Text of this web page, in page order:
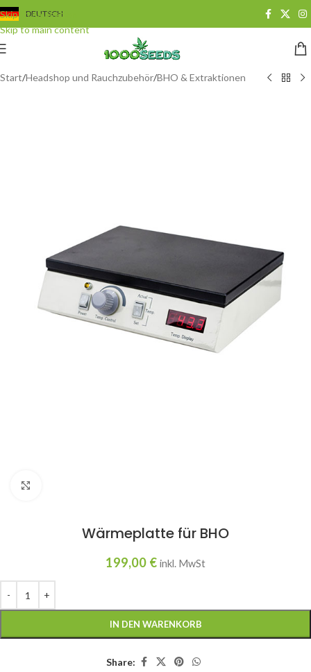
Skip to navigation
Skip to main content
DEUTSCH
Start/Headshop und Rauchzubehör/BHO & Extraktionen
Wärmeplatte für BHO
199,00 € inkl. MwSt
IN DEN WARENKORB
Share: